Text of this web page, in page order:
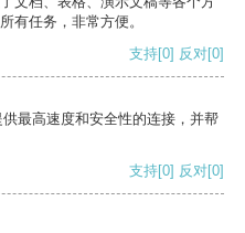
有任务，非常方便。
支持[0] 反对[0]
最高速度和安全性的连接，并帮
支持[0] 反对[0]